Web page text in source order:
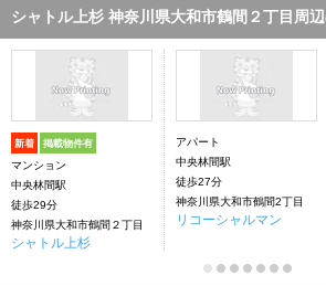
シャトル上杉 神奈川県大和市鶴間２丁目周
新着 掲載物件有
マンション
中央林間駅
徒歩29分
神奈川県大和市鶴間２丁目
シャトル上杉
アパート
中央林間駅
徒歩27分
神奈川県大和市鶴間2丁目
リコーシャルマン